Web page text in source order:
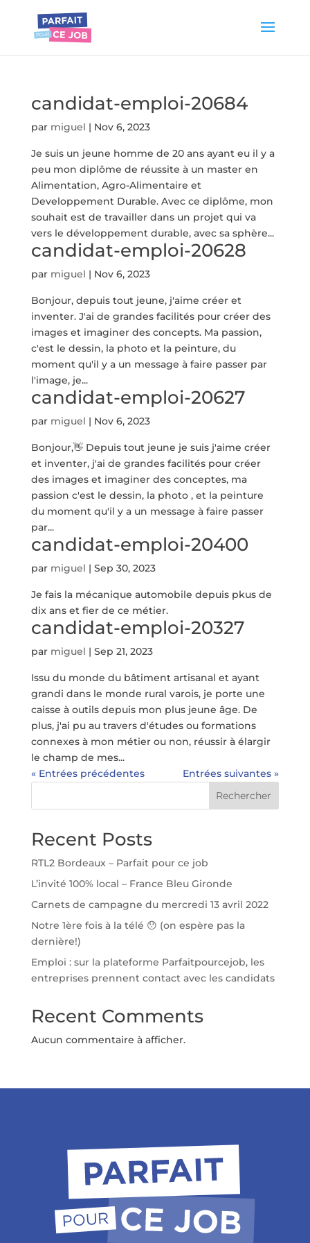
candidat-emploi-20684
par miguel | Nov 6, 2023
Je suis un jeune homme de 20 ans ayant eu il y a
peu mon diplôme de réussite à un master en
Alimentation, Agro-Alimentaire et
Developpement Durable. Avec ce diplôme, mon
souhait est de travailler dans un projet qui va
vers le développement durable, avec sa sphère...
candidat-emploi-20628
par miguel | Nov 6, 2023
Bonjour, depuis tout jeune, j'aime créer et
inventer. J'ai de grandes facilités pour créer des
images et imaginer des concepts. Ma passion,
c'est le dessin, la photo et la peinture, du
moment qu'il y a un message à faire passer par
l'image, je...
candidat-emploi-20627
par miguel | Nov 6, 2023
Bonjour,👋 Depuis tout jeune je suis j'aime créer
et inventer, j'ai de grandes facilités pour créer
des images et imaginer des conceptes, ma
passion c'est le dessin, la photo , et la peinture
du moment qu'il y a un message à faire passer
par...
candidat-emploi-20400
par miguel | Sep 30, 2023
Je fais la mécanique automobile depuis pkus de
dix ans et fier de ce métier.
candidat-emploi-20327
par miguel | Sep 21, 2023
Issu du monde du bâtiment artisanal et ayant
grandi dans le monde rural varois, je porte une
caisse à outils depuis mon plus jeune âge. De
plus, j'ai pu au travers d'études ou formations
connexes à mon métier ou non, réussir à élargir
le champ de mes...
« Entrées précédentes
Entrées suivantes »
Rechercher
Recent Posts
RTL2 Bordeaux – Parfait pour ce job
L’invité 100% local – France Bleu Gironde
Carnets de campagne du mercredi 13 avril 2022
Notre 1ère fois à la télé 😯 (on espère pas la
dernière!)
Emploi : sur la plateforme Parfaitpourcejob, les
entreprises prennent contact avec les candidats
Recent Comments
Aucun commentaire à afficher.